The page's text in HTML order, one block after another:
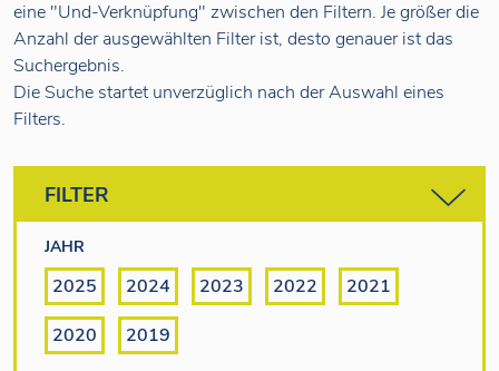
eine "Und-Verknüpfung" zwischen den Filtern. Je größer die
Anzahl der ausgewählten Filter ist, desto genauer ist das
Suchergebnis.
Die Suche startet unverzüglich nach der Auswahl eines
Filters.
FILTER
JAHR
2025 2024 2023 2022
2021
2020
2019